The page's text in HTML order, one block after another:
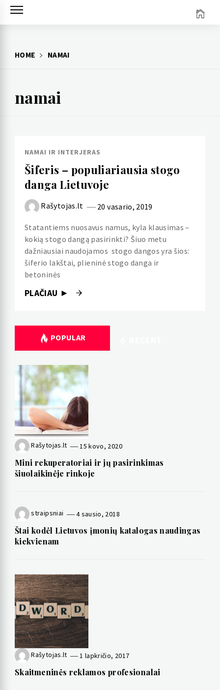
Skip
HOME NAMAI
namai
NAMAI IR INTERJERAS
Šiferis – populiariausia stogo
danga Lietuvoje
Rašytojas.lt 20 vasario, 2019
Statantiems nuosavus namus, kyla klausimas –
kokią stogo dangą pasirinkti? Šiuo metu
dažniausiai naudojamos stogo dangos yra šios:
šiferio lakštai, plieninė stogo danga ir
betoninės
PLAČIAU ►
POPULAR
Rašytojas.lt 15 kovo, 2020
Mini rekuperatoriai ir jų pasirinkimas
šiuolaikinėje rinkoje
straipsniai 4 sausio, 2018
Štai kodėl Lietuvos įmonių katalogas naudingas
kiekvienam
Rašytojas.lt 1 lapkričio, 2017
Skaitmeninės reklamos profesionalai